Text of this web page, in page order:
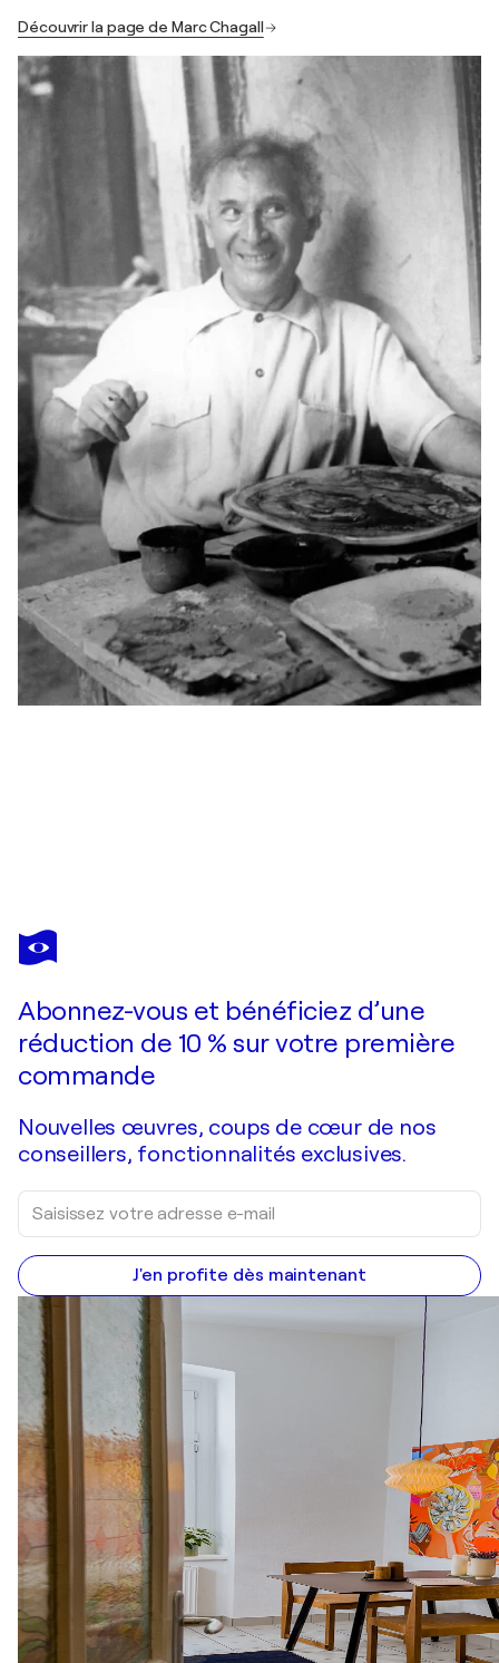
Découvrir la page de Marc Chagall
MARC CHAGALL
La toilette, Gravure originale
Abonnez-vous et bénéficiez d’une
réduction de 10 % sur votre première
commande
Nouvelles œuvres, coups de cœur de nos
conseillers, fonctionnalités exclusives.
J'en profite dès maintenant